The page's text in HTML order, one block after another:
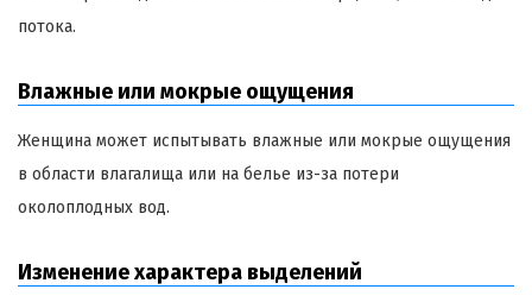
потока.
Влажные или мокрые ощущения
Женщина может испытывать влажные или мокрые ощущения
в области влагалища или на белье из-за потери
околоплодных вод.
Изменение характера выделений